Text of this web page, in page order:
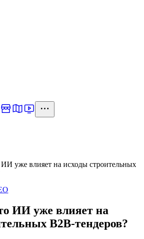
уже влияет на исходы строительных
ИИ уже влияет на
B2B-тендеров?